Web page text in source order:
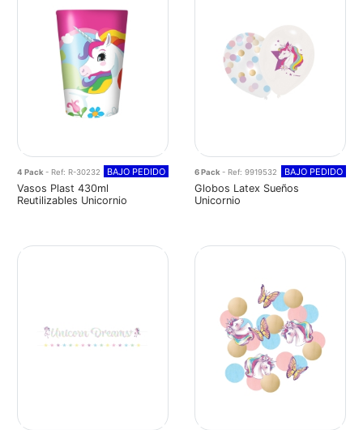
4 Pack - Ref: R-30232 BAJO PEDIDO
Vasos Plast 430ml
Reutilizables Unicornio
6 Pack - Ref: 9919532 BAJO PEDIDO
Globos Latex Sueños
Unicornio